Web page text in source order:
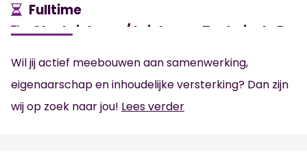
Fulltime
Glastuinbouw/ tuinbouw, Technisch,
Wil jij actief meebouwen aan samenwerking,
eigenaarschap en inhoudelijke versterking? Dan zijn
wij op zoek naar jou! Lees verder